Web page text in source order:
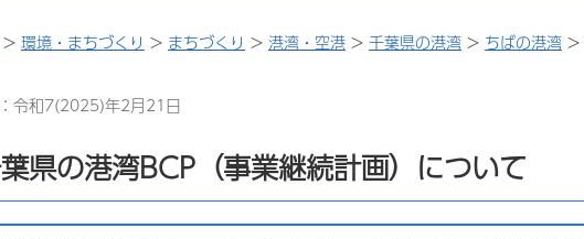
> 環境・まちづくり > まちづくり > 港湾・空港 > 千葉県の港湾 > ちばの港湾 >
令和7(2025)年2月21日
県の港湾BCP（事業継続計画）について